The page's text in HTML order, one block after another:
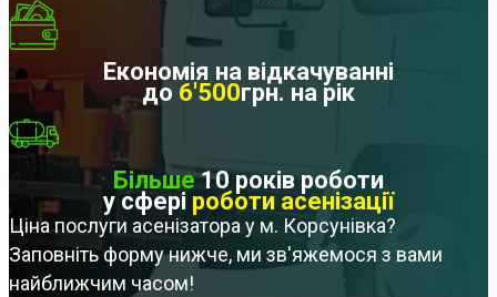
Економія на відкачуванні
до 6'500грн. на рік
Більше10 років роботи
у сфері роботи асенізації
Ціна послуги асенізатора у м. Корсунівка?
Заповніть форму нижче, ми зв'яжемося з вами
найближчим часом!